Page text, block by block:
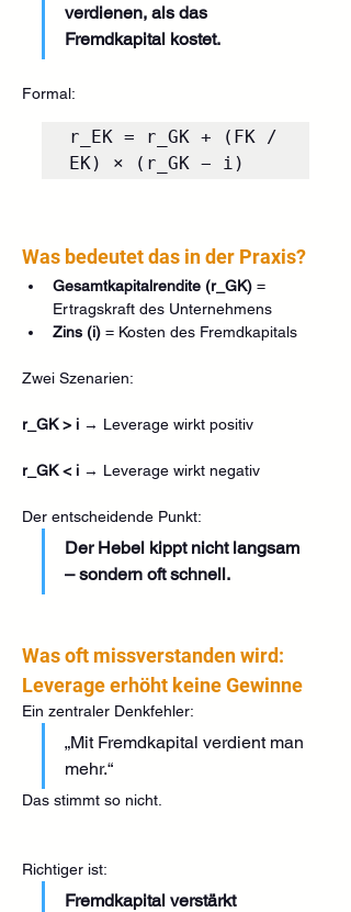
verdienen, als das
Fremdkapital kostet.
Formal:
r_EK = r_GK + (FK /
Was bedeutet das in der Praxis?
Gesamtkapitalrendite (r_GK) =
Ertragskraft des Unternehmens
Zins (i) = Kosten des Fremdkapitals
Zwei Szenarien:
r_GK > i → Leverage wirkt positiv
r_GK < i → Leverage wirkt negativ
Der entscheidende Punkt:
Der Hebel kippt nicht langsam
– sondern oft schnell.
Was oft missverstanden wird:
Leverage erhöht keine Gewinne
Ein zentraler Denkfehler:
„Mit Fremdkapital verdient man
mehr.“
Das stimmt so nicht.
Richtiger ist:
Fremdkapital verstärkt